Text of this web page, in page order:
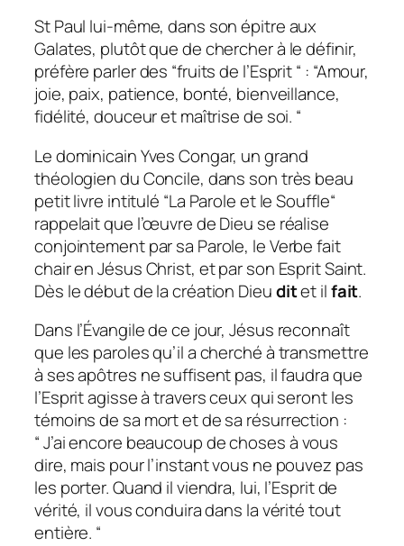
St Paul lui-même, dans son épitre aux
Galates, plutôt que de chercher à le définir,
préfère parler des “fruits de l’Esprit “ : “Amour,
joie, paix, patience, bonté, bienveillance,
fidélité, douceur et maîtrise de soi. “
Le dominicain Yves Congar, un grand
théologien du Concile, dans son très beau
petit livre intitulé “La Parole et le Souffle“
rappelait que l’œuvre de Dieu se réalise
conjointement par sa Parole, le Verbe fait
chair en Jésus Christ, et par son Esprit Saint.
Dès le début de la création Dieuditet ilfait.
Dans l’Évangile de ce jour, Jésus reconnaît
que les paroles qu’il a cherché à transmettre
à ses apôtres ne suffisent pas, il faudra que
l’Esprit agisse à travers ceux qui seront les
témoins de sa mort et de sa résurrection :
“J’ai encore beaucoup de choses à vous
dire, mais pour l’instant vous ne pouvez pas
les porter. Quand il viendra, lui, l’Esprit de
vérité, il vous conduira dans la vérité tout
entière. “